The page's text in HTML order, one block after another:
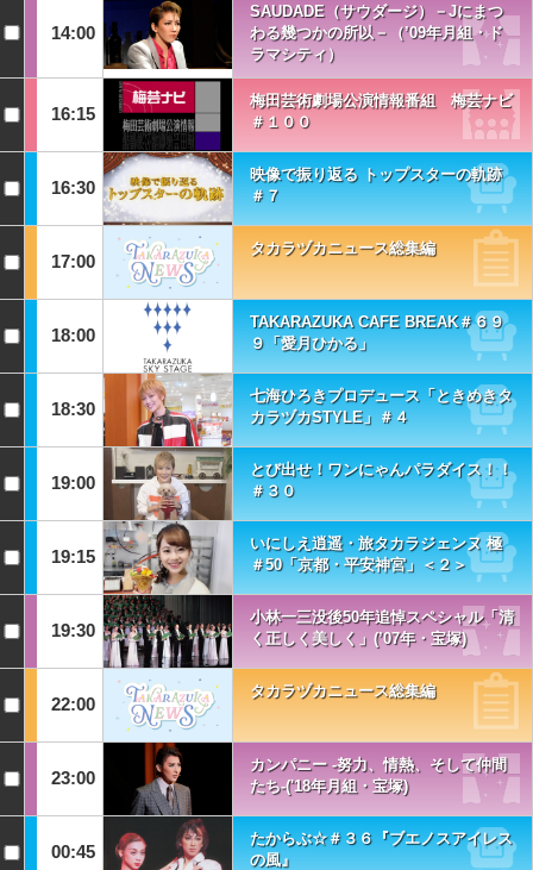
14:00
SAUDADE（サウダージ）－Jにまつ
わる幾つかの所以－（’09年月組・ド
ラマシティ）
16:15
梅田芸術劇場公演情報番組 梅芸ナビ
＃１００
16:30
映像で振り返る トップスターの軌跡
＃７
17:00
タカラヅカニュース総集編
18:00
TAKARAZUKA CAFE BREAK＃６９
９「愛月ひかる」
18:30
七海ひろきプロデュース「ときめきタ
カラヅカSTYLE」＃４
19:00
とび出せ！ワンにゃんパラダイス！！
＃３０
19:15
いにしえ逍遥・旅タカラジェンヌ 極
＃50「京都・平安神宮」＜２＞
19:30
小林一三没後50年追悼スペシャル「清
く正しく美しく」(’07年・宝塚)
22:00
タカラヅカニュース総集編
23:00
カンパニー -努力、情熱、そして仲間
たち-('18年月組・宝塚)
00:45
たからぶ☆＃３６『ブエノスアイレス
の風』